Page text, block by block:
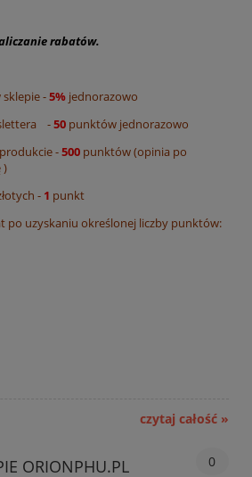
rabatów.
sklepie -5% jednorazowo
-50 punktów jednorazowo
-500 punktów (opinia po
)
- 1 punkt
po uzyskaniu określonej liczby punktów:
czytaj całość »
ORIONPHU.PL 0